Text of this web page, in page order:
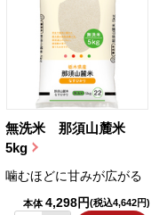
無洗米 那須山麓米
5kg
噛むほどに甘みが広がる
本体 4,298円(税込4,642円)